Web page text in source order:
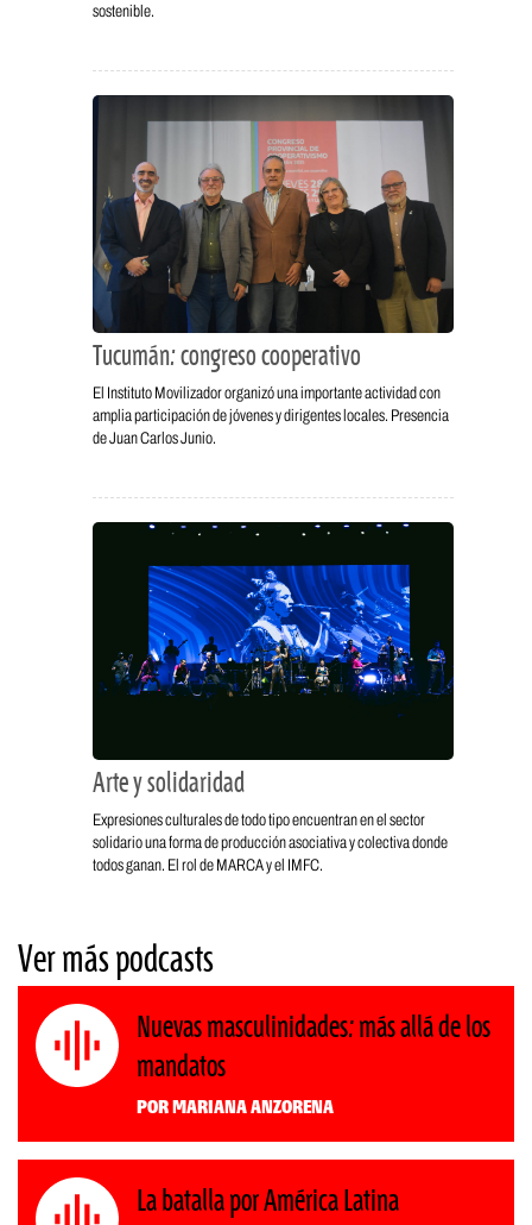
sostenible.
Tucumán: congreso cooperativo
El Instituto Movilizador organizó una importante actividad con
amplia participación de jóvenes y dirigentes locales. Presencia
de Juan Carlos Junio.
Arte y solidaridad
Expresiones culturales de todo tipo encuentran en el sector
solidario una forma de producción asociativa y colectiva donde
todos ganan. El rol de MARCA y el IMFC.
Ver más podcasts
Nuevas masculinidades: más allá de los
mandatos
Por Mariana Anzorena
La batalla por América Latina